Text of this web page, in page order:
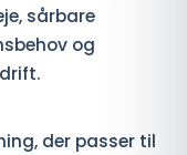
sårbare
og
der passer til